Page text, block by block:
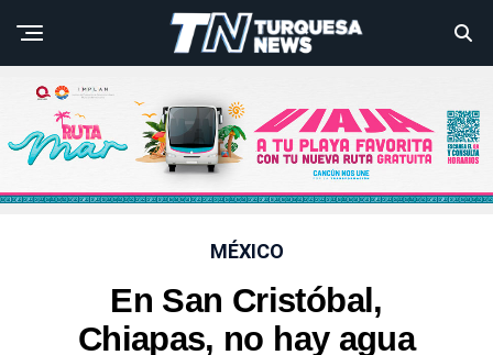
MÉXICO
En San Cristóbal,
Chiapas, no hay agua